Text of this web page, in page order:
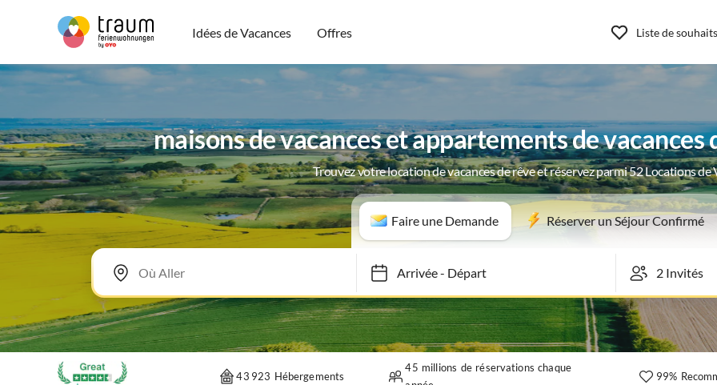
Idées de Vacances Offres Liste de souhaits
maisons de vacances et appartements de
Trouvez votre location de vacances de rêve et réservez parmi 52 Locations de
Faire une Demande Réserver un Séjour Confirmé
Arrivée-Départ
43 923 Hébergements
45 millions de réservations chaque
99%